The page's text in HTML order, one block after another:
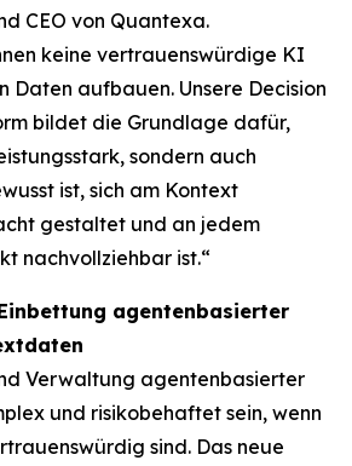
CEO von Quantexa.
keine vertrauenswürdige KI
Daten aufbauen. Unsere Decision
bildet die Grundlage dafür,
sondern auch
ist, sich am Kontext
gestaltet und an jedem
nachvollziehbar ist.“
agentenbasierter
Verwaltung agentenbasierter
und risikobehaftet sein, wenn
sind. Das neue